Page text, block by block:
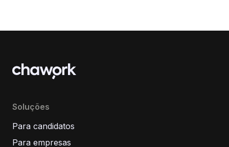
Soluções
Para candidatos
Para empresas